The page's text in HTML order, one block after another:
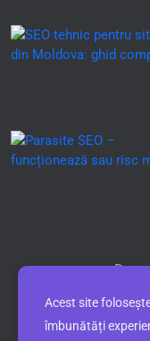
Servicii
Acest site
îmbunătăți